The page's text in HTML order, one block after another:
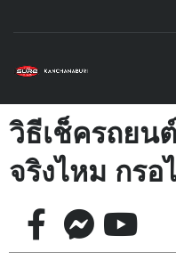
วิธีเช็ครถยน
จริงไหม กรอ